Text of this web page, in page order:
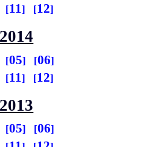
11 12
2014
05
06
11 12
2013
05
06